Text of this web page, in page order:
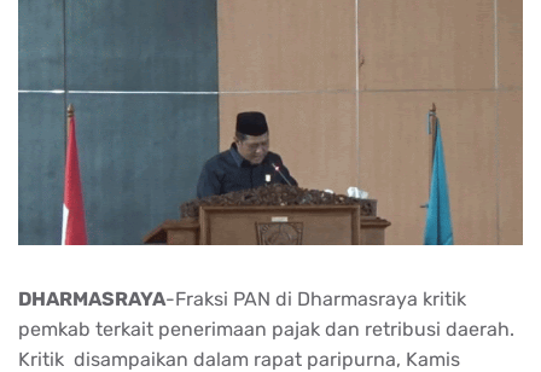
DHARMASRAYA-Fraksi PAN di Dharmasraya kritik
pemkab terkait penerimaan pajak dan retribusi daerah.
Kritik disampaikan dalam rapat paripurna, Kamis